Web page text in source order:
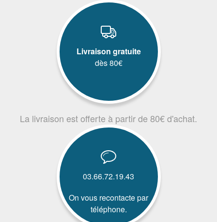
Livraison gratuite
dès 80€
La livraison est offerte à partir de 80€ d'achat.
03.66.72.19.43
On vous recontacte par
téléphone.